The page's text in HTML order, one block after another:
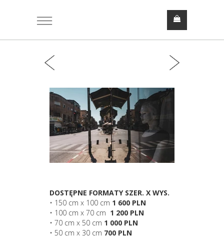
DOSTĘPNE FORMATY SZER. X WYS.
• 150 cm x 100 cm 1 600 PLN
• 100 cm x 70 cm 1 200 PLN
• 70 cm x 50 cm 1 000 PLN
• 50 cm x 30 cm 700 PLN